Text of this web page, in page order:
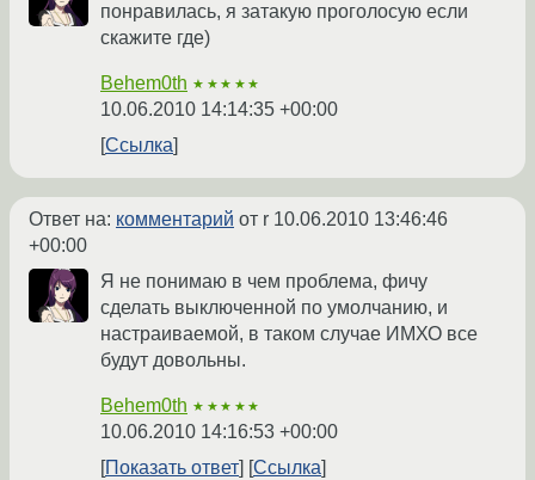
понравилась, я затакую проголосую если
скажите где)
Behem0th ★★★★★
10.06.2010 14:14:35 +00:00
Ссылка
Ответ на: комментарий от r 10.06.2010 13:46:46
+00:00
Я не понимаю в чем проблема, фичу
сделать выключенной по умолчанию, и
настраиваемой, в таком случае ИМХО все
будут довольны.
Behem0th ★★★★★
10.06.2010 14:16:53 +00:00
Показать ответ
Ссылка